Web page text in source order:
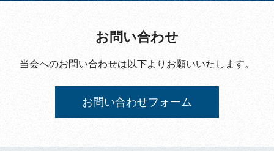
お問い合わせ
当会へのお問い合わせは以下よりお願いいたします。
お問い合わせフォーム